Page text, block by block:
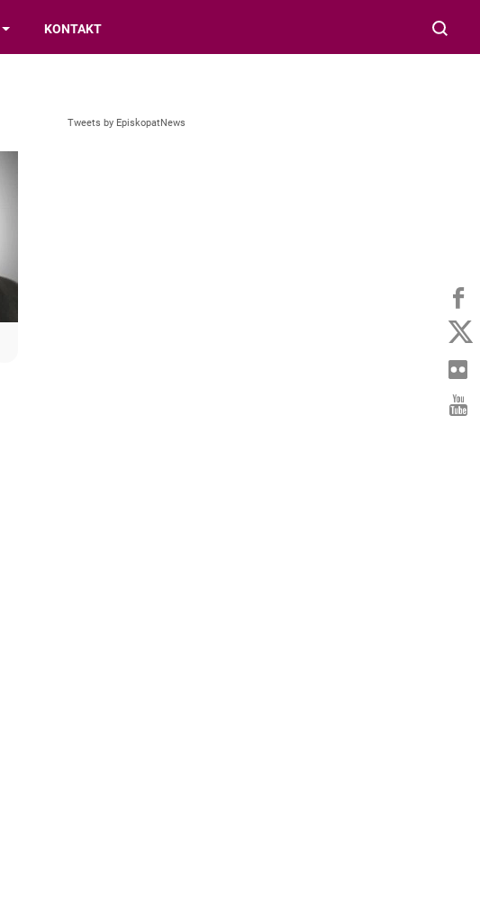
KONTAKT
Tweets by EpiskopatNews